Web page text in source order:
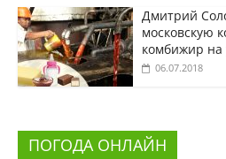
Дмитрий
московскую
комбижир на
06.07.2018
ПОГОДА ОНЛАЙН